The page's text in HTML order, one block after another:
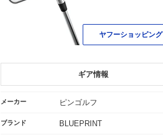
ヤフーショッピング
ギア情報
メーカー ピンゴルフ
ブランド BLUEPRINT